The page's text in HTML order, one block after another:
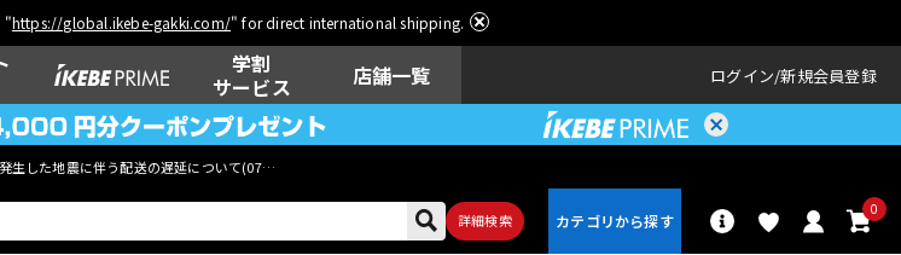
"https://global.ikebe-gakki.com/" for direct international shipping.
学割
サービス
店舗一覧 ログイン 新規会員登録
生した地震に伴う配送の遅延について(07月29日
詳細検索
0